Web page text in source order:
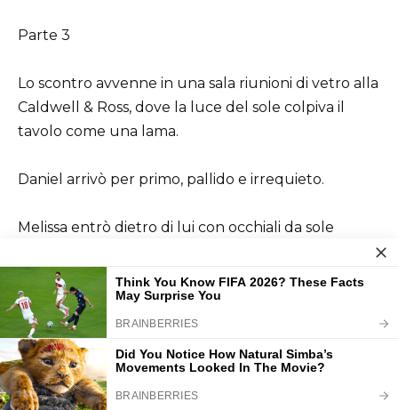
Parte 3
Lo scontro avvenne in una sala riunioni di vetro alla
Caldwell & Ross, dove la luce del sole colpiva il
tavolo come una lama.
Daniel arrivò per primo, pallido e irrequieto.
Melissa entrò dietro di lui con occhiali da sole
Brenda la seguì portando una cartella di pelle,
come se fosse venuta a riscuotere l’affitto.
Helen sedeva accanto a me con tre fascicoli
ordinatamente impilati davanti a sé.